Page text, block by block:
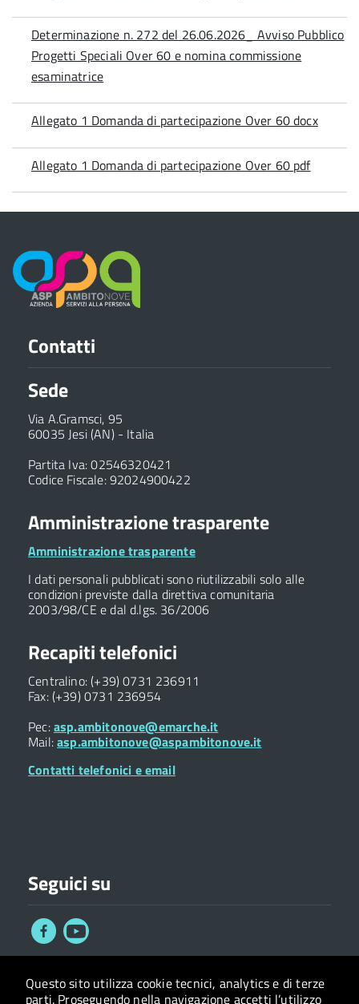
Determinazione n. 272 del 26.06.2026_ Avviso Pubblico
Progetti Speciali Over 60 e nomina commissione
esaminatrice
Allegato 1 Domanda di partecipazione Over 60 docx
Allegato 1 Domanda di partecipazione Over 60 pdf
Contatti
Sede
Via A.Gramsci, 95
60035 Jesi (AN) - Italia
Partita Iva: 02546320421
Codice Fiscale: 92024900422
Amministrazione trasparente
Amministrazione trasparente
I dati personali pubblicati sono riutilizzabili solo alle
condizioni previste dalla direttiva comunitaria
2003/98/CE e dal d.lgs. 36/2006
Recapiti telefonici
Centralino: (+39) 0731 236911
Fax: (+39) 0731 236954
Pec:asp.ambitonove@emarche.it
Mail:asp.ambitonove@aspambitonove.it
Contatti telefonici e email
Seguici su
Privacy Accessibilità Statistiche Iscriviti alla
Questo sito utilizza cookie tecnici, analytics e di terze
parti. Proseguendo nella navigazione accetti l’utilizzo